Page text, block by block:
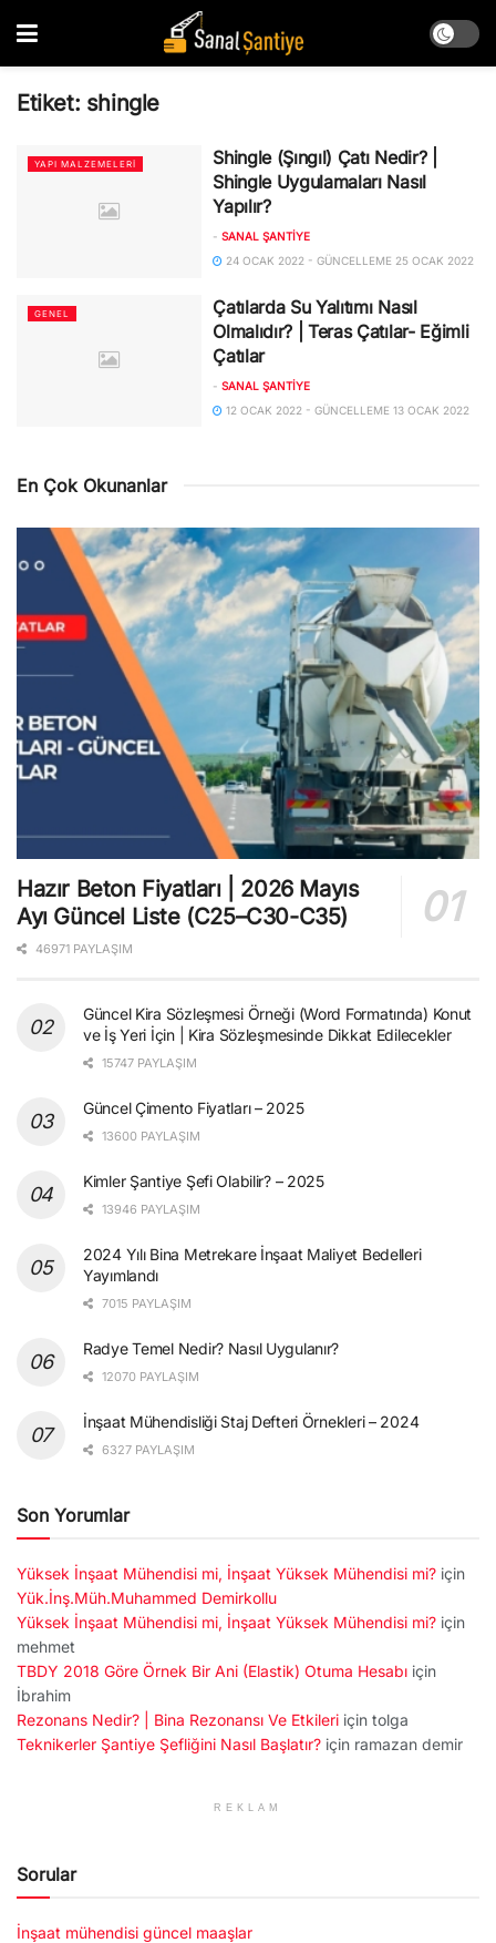
Etiket: shingle
YAPI MALZEMELERI
Shingle (Şıngıl) Çatı Nedir? |
Shingle Uygulamaları Nasıl
Yapılır?
- SANAL ŞANTIYE
24 OCAK 2022 - GÜNCELLEME 25 OCAK 2022
GENEL
Çatılarda Su Yalıtımı Nasıl
Olmalıdır? | Teras Çatılar- Eğimli
Çatılar
- SANAL ŞANTIYE
12 OCAK 2022 - GÜNCELLEME 13 OCAK 2022
En Çok Okunanlar
Hazır Beton Fiyatları | 2026 Mayıs
Ayı Güncel Liste (C25–C30-C35)
46971 PAYLAŞIM
Güncel Kira Sözleşmesi Örneği (Word Formatında) Konut
ve İş Yeri İçin | Kira Sözleşmesinde Dikkat Edilecekler
15747 PAYLAŞIM
Güncel Çimento Fiyatları – 2025
13600 PAYLAŞIM
Kimler Şantiye Şefi Olabilir? – 2025
13946 PAYLAŞIM
2024 Yılı Bina Metrekare İnşaat Maliyet Bedelleri
Yayımlandı
7015 PAYLAŞIM
Radye Temel Nedir? Nasıl Uygulanır?
12070 PAYLAŞIM
İnşaat Mühendisliği Staj Defteri Örnekleri – 2024
6327 PAYLAŞIM
Son Yorumlar
Yüksek İnşaat Mühendisi mi, İnşaat Yüksek Mühendisi mi? için
Yük.İnş.Müh.Muhammed Demirkollu
Yüksek İnşaat Mühendisi mi, İnşaat Yüksek Mühendisi mi? için
mehmet
TBDY 2018 Göre Örnek Bir Ani (Elastik) Otuma Hesabı için
İbrahim
Rezonans Nedir? | Bina Rezonansı Ve Etkileri için tolga
Teknikerler Şantiye Şefliğini Nasıl Başlatır? için ramazan demir
REKLAM
Sorular
İnşaat mühendisi güncel maaşlar